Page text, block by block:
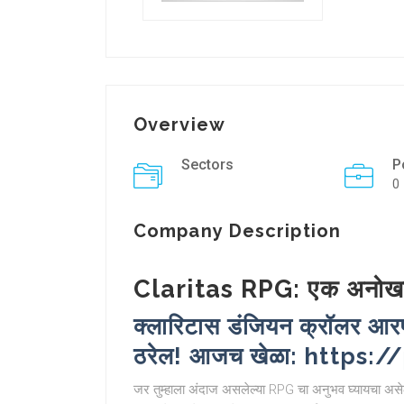
Overview
Sectors
0
Company Description
Claritas RPG: एक
क्लारिटास डंजियन क्रॉलर
ठरेल! आजच खेळा:
जर तुम्हाला अंदाज असलेल्या RPG चा अनुभव घ्यायचा